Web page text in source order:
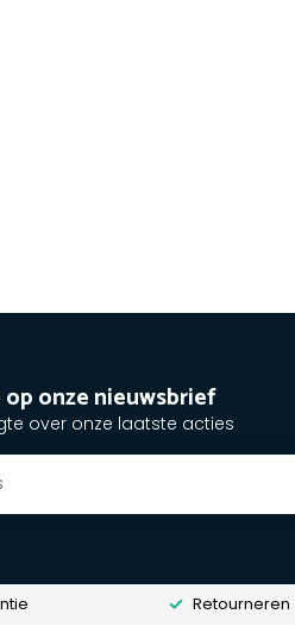
onze nieuwsbrief
over onze laatste acties
Retourneren